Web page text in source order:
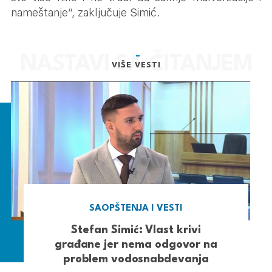
nameštanje“, zaključuje Simić.
VIŠE VESTI
SAOPŠTENJA I VESTI
Stefan Simić: Vlast krivi
građane jer nema odgovor na
problem vodosnabdevanja